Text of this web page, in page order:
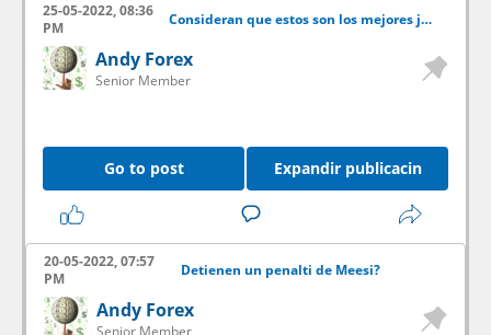
25-05-2022, 08:36
PM
Consideran que estos son los mejores jugadores de la NBA?
Andy Forex
Senior Member
Go to post Expandir publicacin
20-05-2022, 07:57
PM
Detienen un penalti de Meesi?
Andy Forex
Senior Member